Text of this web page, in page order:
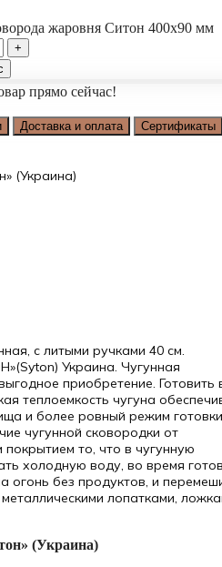
жаровня Ситон 400х90 мм
прямо сейчас!
Доставка и оплата
Сертификаты
(Украина)
с литыми ручками 40 см.
Украина. Чугунная
приобретение. Готовить
теплоемкость чугуна
и более ровный режим
чугунной сковородки от
то, что в чугунную
холодную воду, во время
огонь без продуктов, и
лопатками,
(Украина)